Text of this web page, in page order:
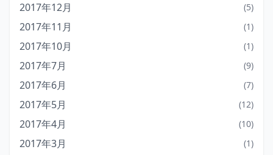
2017年12月 (5)
2017年11月 (1)
2017年10月 (1)
2017年7月 (9)
2017年6月 (7)
2017年5月 (12)
2017年4月 (10)
2017年3月 (1)